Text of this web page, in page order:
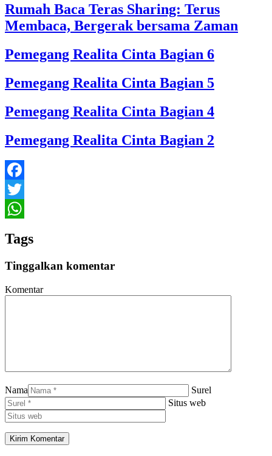
Rumah Baca Teras Sharing: Terus
Membaca, Bergerak bersama Zaman
Pemegang Realita Cinta Bagian 6
Pemegang Realita Cinta Bagian 5
Pemegang Realita Cinta Bagian 4
Pemegang Realita Cinta Bagian 2
Facebook
Twitter
Tags
Tinggalkan komentar
Komentar
Nama
Surel
Situs web